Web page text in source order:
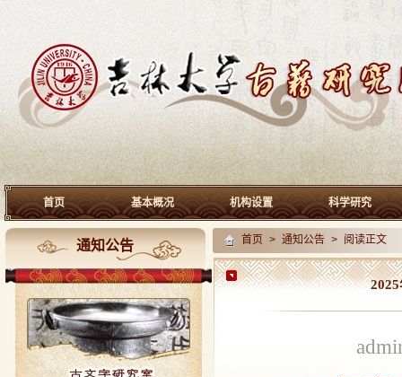
首页 基本概况 机构设置 科学研究
通知公告 首页 > 通知公告 > 阅读正文